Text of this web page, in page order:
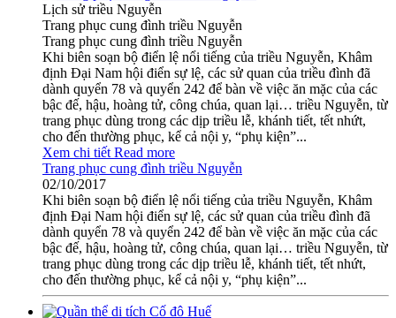
Lịch sử triều Nguyễn
Trang phục cung đình triều Nguyễn
Trang phục cung đình triều Nguyễn
Khi biên soạn bộ điển lệ nổi tiếng của triều Nguyễn, Khâm
định Ðại Nam hội điển sự lệ, các sử quan của triều đình đã
dành quyển 78 và quyển 242 để bàn về việc ăn mặc của các
bậc đế, hậu, hoàng tử, công chúa, quan lại… triều Nguyễn, từ
trang phục dùng trong các dịp triều lễ, khánh tiết, tết nhứt,
cho đến thường phục, kể cả nội y, “phụ kiện”...
Xem chi tiết Read more
Trang phục cung đình triều Nguyễn
02/10/2017
Khi biên soạn bộ điển lệ nổi tiếng của triều Nguyễn, Khâm
định Ðại Nam hội điển sự lệ, các sử quan của triều đình đã
dành quyển 78 và quyển 242 để bàn về việc ăn mặc của các
bậc đế, hậu, hoàng tử, công chúa, quan lại… triều Nguyễn, từ
trang phục dùng trong các dịp triều lễ, khánh tiết, tết nhứt,
cho đến thường phục, kể cả nội y, “phụ kiện”...